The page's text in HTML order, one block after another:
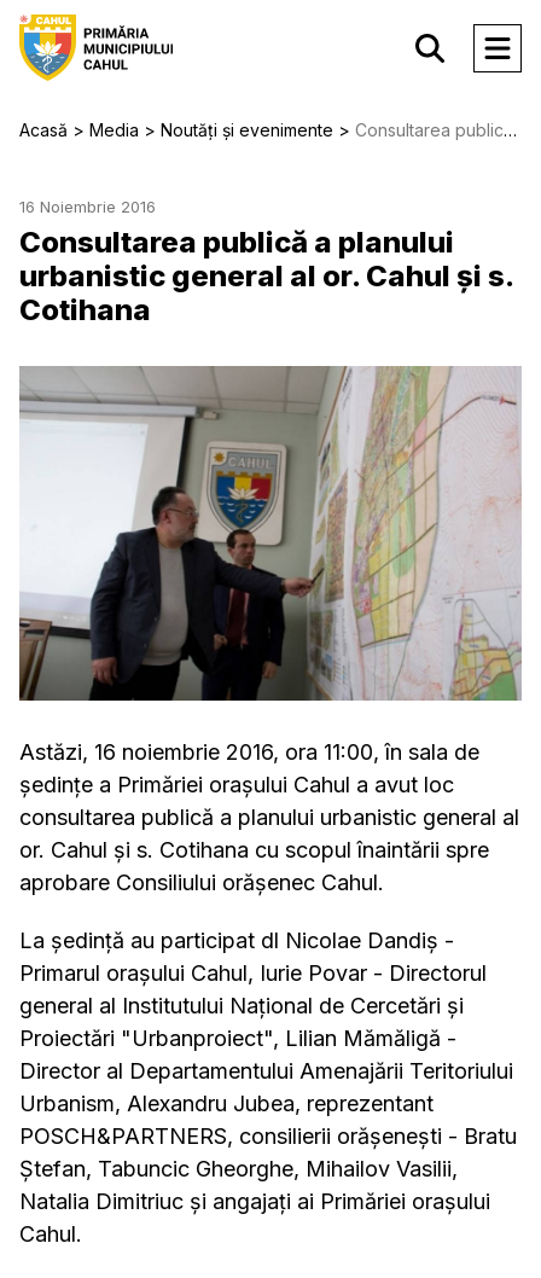
Acasă Media Noutăți și evenimente Consultarea publică a planului urbanistic general al or. Cahul şi s. Cotihana
16 Noiembrie 2016
Consultarea publică a planului
urbanistic general al or. Cahul şi s.
Cotihana
Astăzi, 16 noiembrie 2016, ora 11:00, în sala de
ședințe a Primăriei orașului Cahul a avut loc
consultarea publică a planului urbanistic general al
or. Cahul şi s. Cotihana cu scopul înaintării spre
aprobare Consiliului orăşenec Cahul.
La ședință au participat dl Nicolae Dandiș -
Primarul orașului Cahul, Iurie Povar - Directorul
general al Institutului Național de Cercetări și
Proiectări "Urbanproiect", Lilian Mămăligă -
Director al Departamentului Amenajării Teritoriului
Urbanism, Alexandru Jubea, reprezentant
POSCH&PARTNERS, consilierii orășenești - Bratu
Ștefan, Tabuncic Gheorghe, Mihailov Vasilii,
Natalia Dimitriuc și angajați ai Primăriei orașului
Cahul.